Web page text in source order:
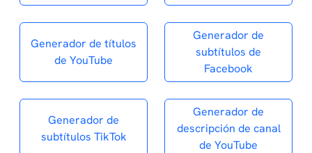
Generador de títulos
de YouTube
Generador de
subtítulos de
Facebook
Generador de
subtítulos TikTok
Generador de
descripción de canal
de YouTube